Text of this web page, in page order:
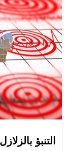
التنبؤ